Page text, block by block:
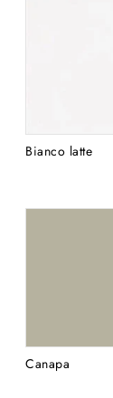
Bianco latte
Canapa